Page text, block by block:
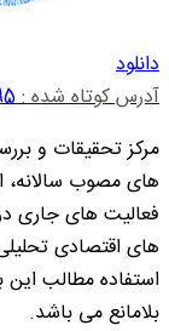
دانلود
آدرس کوتاه شده :
مرکز تحقیقات و
های مصوب
فعالیت های جاری
های اقتصادی
استفاده مطالب
بلامانع می باشد.